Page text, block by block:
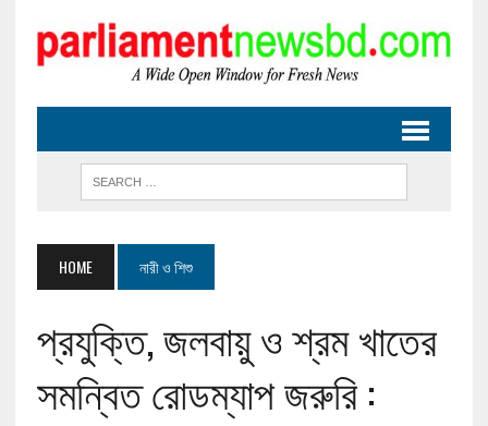
HOME নারী ও শিশু
প্রযুক্তি, জলবায়ু ও শ্রম খাতের
সমন্বিত রোডম্যাপ জরুরি :